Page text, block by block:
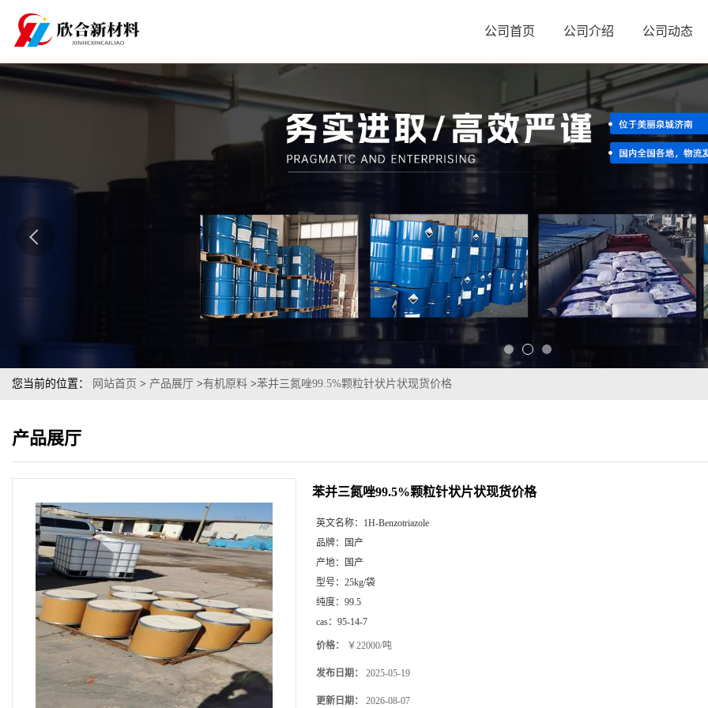
公司首页 公司介绍 公司动态
您当前的位置： 网站首页 > 产品展厅 >有机原料 >苯并三氮唑99.5%颗粒针状片状现货价格
产品展厅
苯并三氮唑99.5%颗粒针状片状现货价格
英文名称： 1H-Benzotriazole
品牌：
国产
产地：
国产
型号： 25kg/袋
纯度： 99.5
cas： 95-14-7
价格： ￥22000/吨
发布日期： 2025-05-19
更新日期： 2026-08-07